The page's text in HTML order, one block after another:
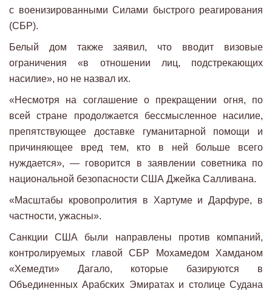
с военизированными Силами быстрого реагирования
(СБР).
Белый дом также заявил, что вводит визовые
ограничения «в отношении лиц, подстрекающих
насилие», но не назвал их.
«Несмотря на соглашение о прекращении огня, по
всей стране продолжается бессмысленное насилие,
препятствующее доставке гуманитарной помощи и
причиняющее вред тем, кто в ней больше всего
нуждается», — говорится в заявлении советника по
национальной безопасности США Джейка Салливана.
«Масштабы кровопролития в Хартуме и Дарфуре, в
частности, ужасны».
Санкции США были направлены против компаний,
контролируемых главой СБР Мохамедом Хамданом
«Хемедти» Дагало, которые базируются в
Объединенных Арабских Эмиратах и ​​столице Судана